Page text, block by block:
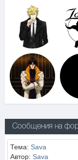
Сообщения на
Тема: Sava
Автор: Sava